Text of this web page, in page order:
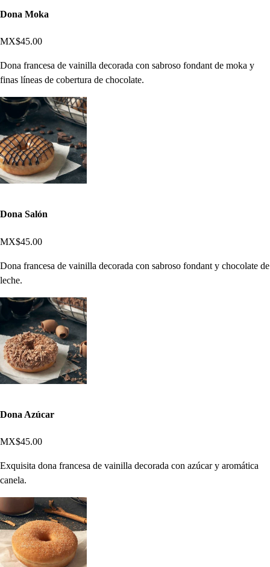
Dona Moka
MX$45.00
Dona francesa de vainilla decorada con sabroso fondant de moka y
finas líneas de cobertura de chocolate.
Dona Salón
MX$45.00
Dona francesa de vainilla decorada con sabroso fondant y chocolate de
leche.
Dona Azúcar
MX$45.00
Exquisita dona francesa de vainilla decorada con azúcar y aromática
canela.